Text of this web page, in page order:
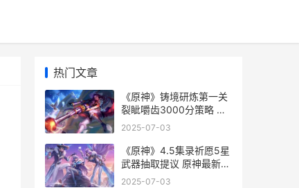
热门文章
《原神》铸境研炼第一关
裂眦嚼齿3000分策略 铸
镜图鉴微
2025-07-03
《原神》4.5集录祈愿5星
武器抽取提议 原神最新剧
情视频
2025-07-03